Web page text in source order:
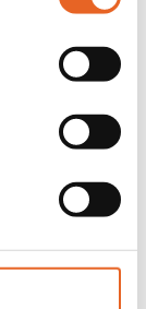
past bij
passende
de vorige